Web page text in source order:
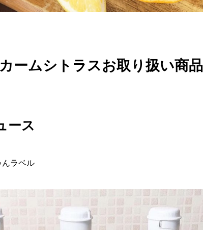
カームシトラスお取り扱い商品
ース
ラベル